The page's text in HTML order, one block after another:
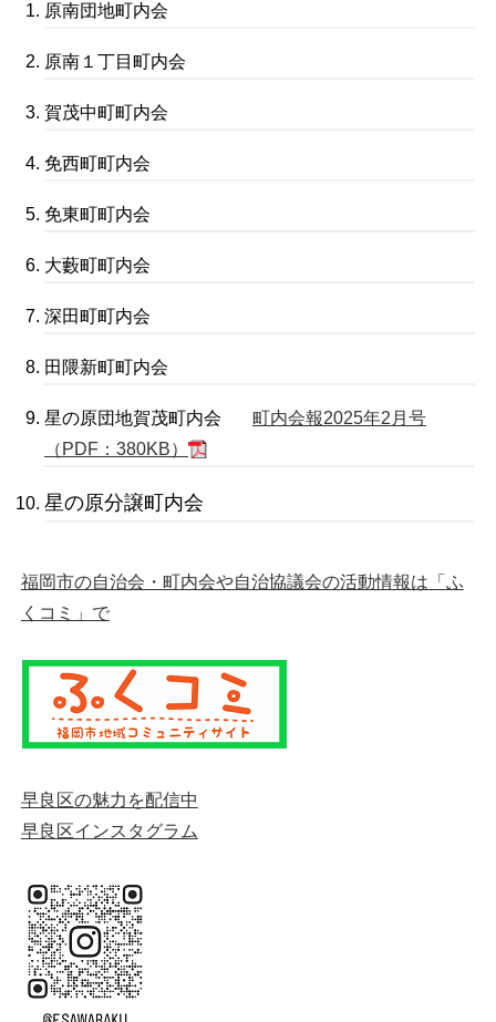
原南団地町内会
原南１丁目町内会
賀茂中町町内会
免西町町内会
免東町町内会
大藪町町内会
深田町町内会
田隈新町町内会
星の原団地賀茂町内会 町内会報2025年2月号
（PDF：380KB）
星の原分譲町内会
福岡市の自治会・町内会や自治協議会の活動情報は「ふ
くコミ」で
早良区の魅力を配信中
早良区インスタグラム